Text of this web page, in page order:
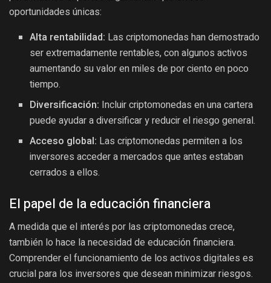
oportunidades únicas:
Alta rentabilidad: Las criptomonedas han demostrado
ser extremadamente rentables, con algunos activos
aumentando su valor en miles de por ciento en poco
tiempo.
Diversificación: Incluir criptomonedas en una cartera
puede ayudar a diversificar y reducir el riesgo general.
Acceso global: Las criptomonedas permiten a los
inversores acceder a mercados que antes estaban
cerrados a ellos.
El papel de la educación financiera
A medida que el interés por las criptomonedas crece,
también lo hace la necesidad de educación financiera.
Comprender el funcionamiento de los activos digitales es
crucial para los inversores que desean minimizar riesgos.